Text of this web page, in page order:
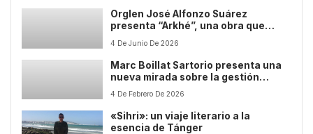
Orglen José Alfonzo Suárez
presenta “Arkhé”, una obra que
fusiona autobiografía, geopolítica y
visión trascendental del futuro
4 De Junio De 2026
Marc Boillat Sartorio presenta una
nueva mirada sobre la gestión
emocional y mental en el mundo
4 De Febrero De 2026
«Sihri»: un viaje literario a la
esencia de Tánger